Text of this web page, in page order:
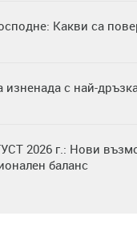
Какви са
изненада с най-
2026 г.: Нови
баланс